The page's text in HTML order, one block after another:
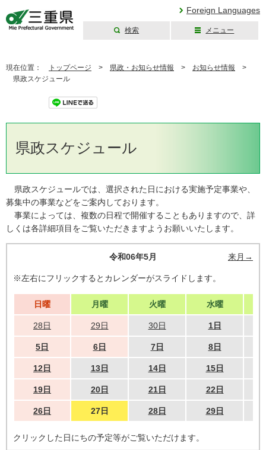
Foreign Languages
検索 メニュー
現在位置： トップページ > 県政・お知らせ情報 > お知らせ情報 >
県政スケジュール
県政スケジュール
県政スケジュールでは、選択された日における実施予定事業や、
募集中の事業などをご案内しております。
事業によっては、複数の日程で開催することもありますので、詳
しくは各詳細項目をご覧いただきますようお願いいたします。
令和06年5月 来月→
※左右にフリックするとカレンダーがスライドします。
日曜 月曜 火曜 水曜
28日 29日 30日 1日
5日 6日 7日 8日
12日 13日 14日 15日
19日 20日 21日 22日
26日 27日 28日 29日
クリックした日にちの予定等がご覧いただけます。